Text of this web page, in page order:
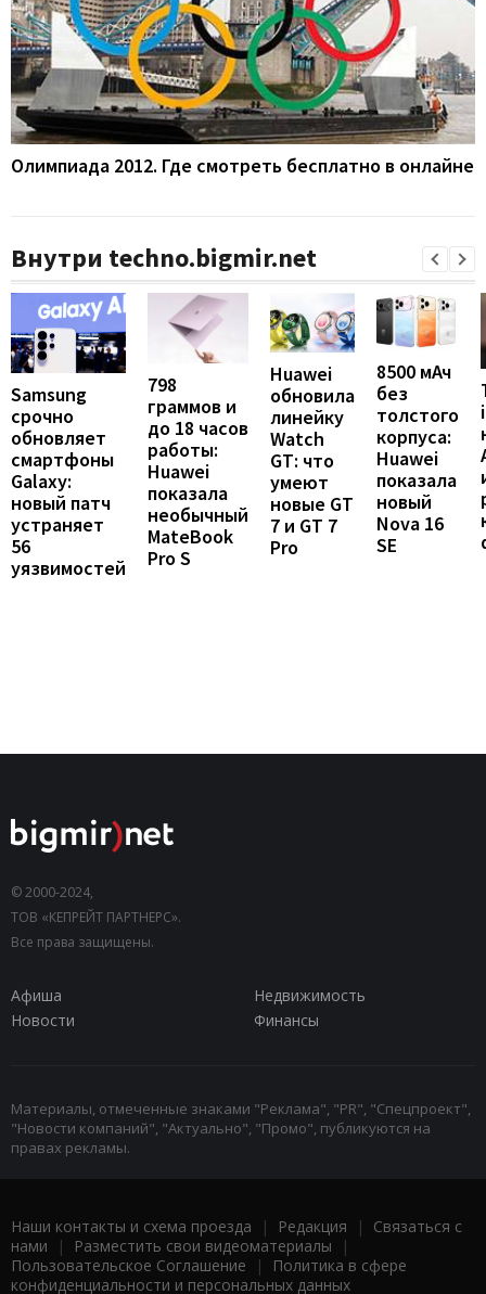
Олимпиада 2012. Где смотреть бесплатно в онлайне
Внутри techno.bigmir.net
Samsung
срочно
обновляет
смартфоны
Galaxy:
новый патч
устраняет
56
уязвимостей
798
граммов и
до 18 часов
работы:
Huawei
показала
необычный
MateBook
Pro S
Huawei
обновила
линейку
Watch
GT: что
умеют
новые GT
7 и GT 7
Pro
8500 мАч
без
толстого
корпуса:
Huawei
показала
новый
Nova 16
SE
© 2000-2024,
ТОВ «КЕПРЕЙТ ПАРТНЕРС».
Все права защищены.
Афиша
Недвижимость
Новости
Финансы
Материалы, отмеченные знаками "Реклама", "PR", "Спецпроект",
"Новости компаний", "Актуально", "Промо", публикуются на
правах рекламы.
Наши контакты и схема проезда | Редакция | Связаться с
нами | Разместить свои видеоматериалы |
Пользовательское Соглашение |
Политика в сфере
конфиденциальности и персональных данных